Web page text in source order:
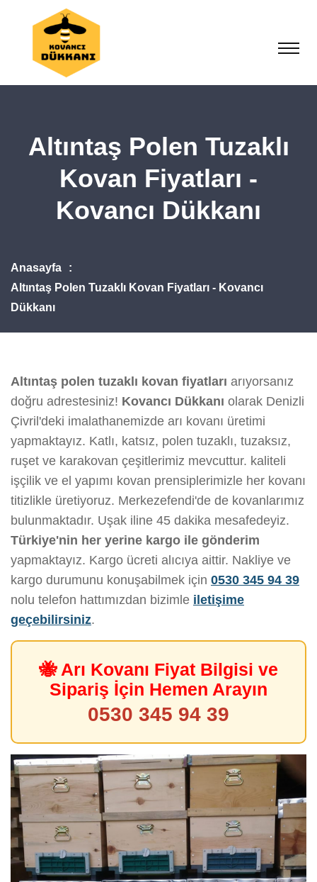
Altıntaş Polen Tuzaklı
Kovan Fiyatları -
Kovancı Dükkanı
Anasayfa
Altıntaş Polen Tuzaklı Kovan Fiyatları - Kovancı
Dükkanı
Altıntaş polen tuzaklı kovan fiyatları arıyorsanız
doğru adrestesiniz! Kovancı Dükkanı olarak Denizli
Çivril'deki imalathanemizde arı kovanı üretimi
yapmaktayız. Katlı, katsız, polen tuzaklı, tuzaksız,
ruşet ve karakovan çeşitlerimiz mevcuttur. kaliteli
işçilik ve el yapımı kovan prensiplerimizle her kovanı
titizlikle üretiyoruz. Merkezefendi'de de kovanlarımız
bulunmaktadır. Uşak iline 45 dakika mesafedeyiz.
Türkiye'nin her yerine kargo ile gönderim
yapmaktayız. Kargo ücreti alıcıya aittir. Nakliye ve
kargo durumunu konuşabilmek için 0530 345 94 39
nolu telefon hattımızdan bizimle iletişime
geçebilirsiniz.
🐝 Arı Kovanı Fiyat Bilgisi ve
Sipariş İçin Hemen Arayın
0530 345 94 39